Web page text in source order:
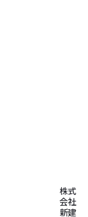
株式
会社
新建